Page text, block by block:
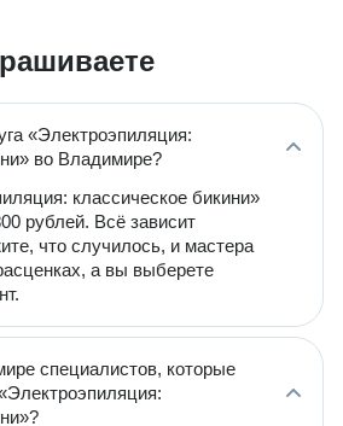
«Электроэпиляция:
во Владимире?
классическое бикини»
рублей. Всё зависит
что случилось, и мастера
а вы выберете
специалистов, которые